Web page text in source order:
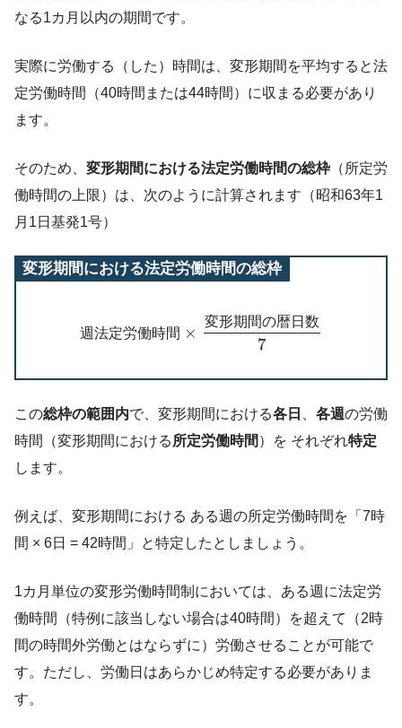
なる1カ月以内の期間です。
実際に労働する（した）時間は、変形期間を平均すると法
定労働時間（40時間または44時間）に収まる必要があり
ます。
そのため、 変形期間における法定労働時間の総枠（所定労
働時間の上限）は、次のように計算されます（昭和63年1
月1日基発1号）
変形期間における法定労働時間の総枠
週法定労働時間 ×
変形期 間の暦 日 数
7
この総枠の範囲内で、変形期間における各日 各週の労働
時間（変形期間における 所定労働時間 ）を それぞれ特定
します。
例えば、変形期間における ある週の所定労働時間を「7時
間 × 6日 = 42時間」と特定したとしましょう。
1カ月単位の変形労働時間制においては、ある週に法定労
働時間（特例に該当しない場合は40時間）を超えて（2時
間の時間外労働とはならずに）労働させることが可能で
す。ただし、労働日はあらかじめ特定する必要がありま
す。